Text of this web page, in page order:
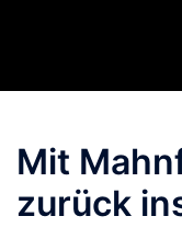
Mit
zurück